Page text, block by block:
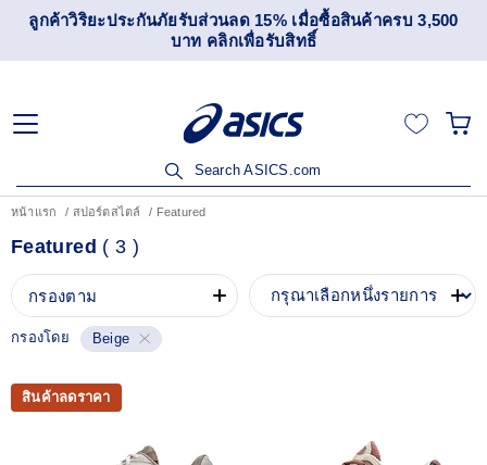
ลูกค้าวิริยะประกันภัยรับส่วนลด 15% เมื่อซื้อสินค้าครบ 3,500
บาท คลิกเพื่อรับสิทธิ์
Search ASICS.com
หน้าแรก สปอร์ตสไตล์ Featured
Featured ( 3 )
กรองตาม
กรองโดย Beige
สินค้าลดราคา